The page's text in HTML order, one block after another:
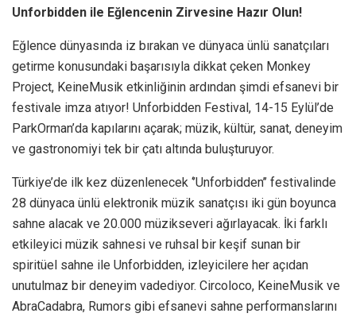
Unforbidden ile Eğlencenin Zirvesine Hazır Olun!
Eğlence dünyasında iz bırakan ve dünyaca ünlü sanatçıları
getirme konusundaki başarısıyla dikkat çeken Monkey
Project, KeineMusik etkinliğinin ardından şimdi efsanevi bir
festivale imza atıyor! Unforbidden Festival, 14-15 Eylül’de
ParkOrman’da kapılarını açarak; müzik, kültür, sanat, deneyim
ve gastronomiyi tek bir çatı altında buluşturuyor.
Türkiye’de ilk kez düzenlenecek ‘’Unforbidden’’ festivalinde
28 dünyaca ünlü elektronik müzik sanatçısı iki gün boyunca
sahne alacak ve 20.000 müzikseveri ağırlayacak. İki farklı
etkileyici müzik sahnesi ve ruhsal bir keşif sunan bir
spiritüel sahne ile Unforbidden, izleyicilere her açıdan
unutulmaz bir deneyim vadediyor. Circoloco, KeineMusik ve
AbraCadabra, Rumors gibi efsanevi sahne performanslarını